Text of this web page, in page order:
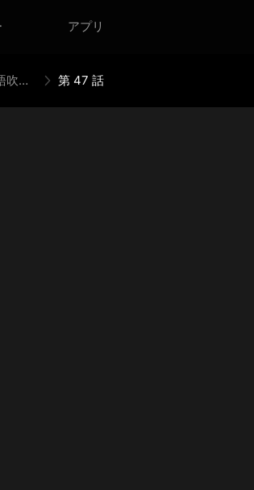
アプリ
辰年！故郷への華麗なる帰還（日本語吹替版） 第 47 話